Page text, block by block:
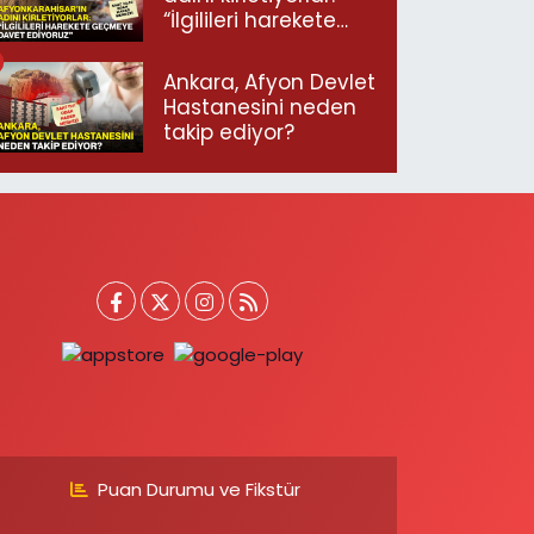
“İlgilileri harekete
ediyoruz”
Ankara, Afyon Devlet
Hastanesini neden
takip ediyor?
Puan Durumu ve Fikstür